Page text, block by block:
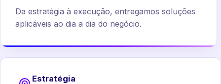
Da estratégia à execução, entregamos soluções
aplicáveis ao dia a dia do negócio.
Estratégia